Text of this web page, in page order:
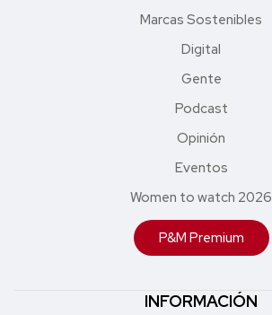
Marcas Sostenibles
Digital
Gente
Podcast
Opinión
Eventos
Women to watch 2026
P&M Premium
INFORMACIÓN